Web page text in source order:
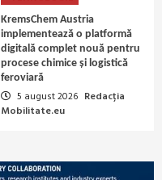
KremsChem Austria
implementează o platformă
digitală complet nouă pentru
procese chimice și logistică
feroviară
5 august 2026 Redacția
Mobilitate.eu